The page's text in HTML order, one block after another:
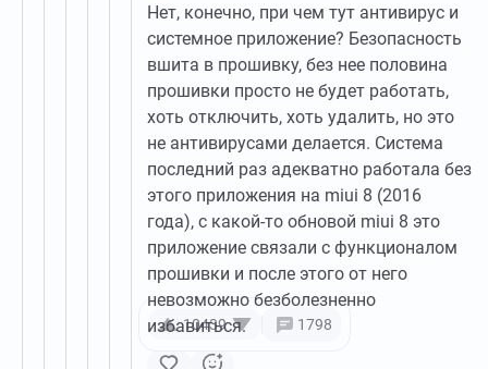
10439 1798
Нет, конечно, при чем тут антивирус и
системное приложение? Безопасность
вшита в прошивку, без нее половина
прошивки просто не будет работать,
хоть отключить, хоть удалить, но это
не антивирусами делается. Система
последний раз адекватно работала без
этого приложения на miui 8 (2016
года), с какой-то обновой miui 8 это
приложение связали с функционалом
прошивки и после этого от него
невозможно безболезненно
избавиться.